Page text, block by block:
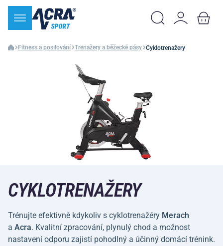
Fitness a posilování Trenažery a běžecké pásy Cyklotrenažery
CYKLOTRENAŽERY
Trénujte efektivně kdykoliv s cyklotrenažéry Merach
a Acra. Kvalitní zpracování, plynulý chod a možnost
nastavení odporu zajistí pohodlný a účinný domácí trénink.